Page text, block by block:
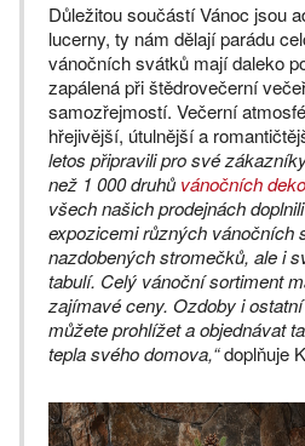
Důležitou součástí Vánoc jsou
lucerny, ty nám dělají parádu
vánočních svátků mají daleko
zapálená při štědrovečerní
samozřejmostí. Večerní
hřejivější, útulnější a
letos připravili pro své
než 1 000 druhůvánočních
všech našich prodejnách
expozicemi různých vánočních
nazdobených stromečků, ale i
tabulí. Celý vánoční sortiment
zajímavé ceny. Ozdoby i
můžete prohlížet a objednávat
tepla svého domova,“doplňuje